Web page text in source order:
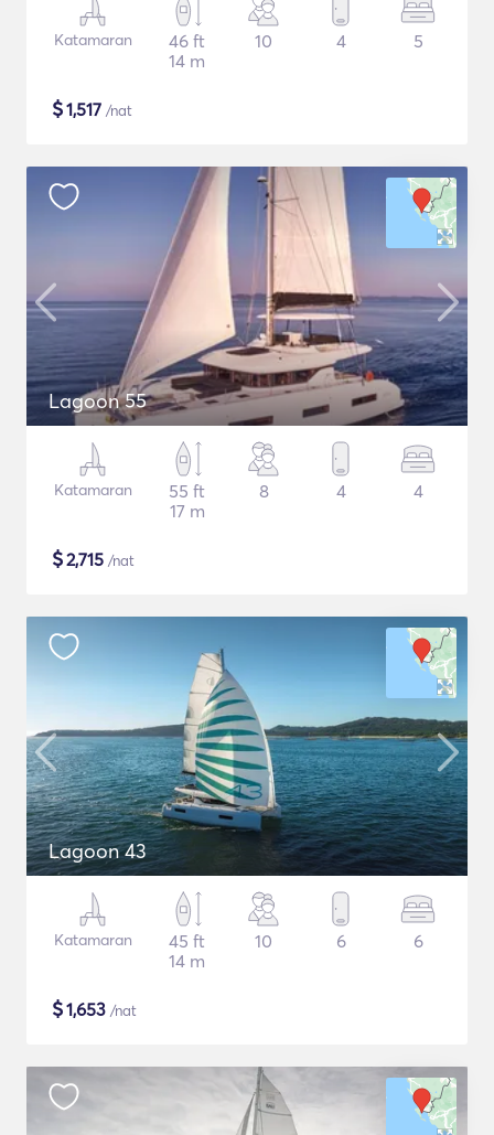
Katamaran
46 ft
14 m
10 4 5
$1,517 /nat
Lagoon 55
Katamaran
55 ft
17 m
8 4 4
$2,715 /nat
Lagoon 43
Katamaran
45 ft
14 m
10 6 6
$1,653 /nat